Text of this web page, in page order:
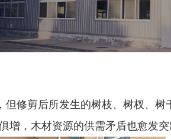
修剪后所发生的树枝、树杈、树
，木材资源的供需矛盾也愈发突